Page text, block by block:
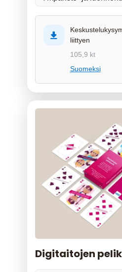
liittyen
105,9 kt
Suomeksi
Digitaitojen